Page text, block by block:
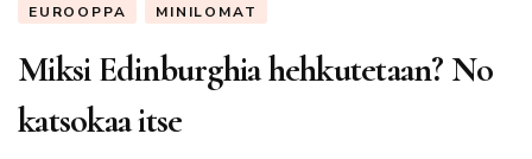
EUROOPPA MINILOMAT
Miksi Edinburghia hehkutetaan? No
katsokaa itse